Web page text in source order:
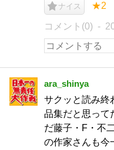
ナイス ★2
コメント(0)
ara_shinya
サクッと読み終
品集だと思って
だ藤子・F・不
の作家さんも今